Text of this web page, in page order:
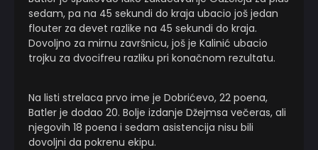
sedam, pa na 45 sekundi do kraja ubacio još jedan
flouter za devet razlike na 45 sekundi do kraja.
Dovoljno za mirnu završnicu, još je Kalinić ubacio
trojku za dvocifreu razliku pri konačnom rezultatu.
Na listi strelaca prvo ime je Dobrićevo, 22 poena,
Batler je dodao 20. Bolje izdanje Džejmsa večeras, ali
njegovih 18 poena i sedam asistencija nisu bili
dovoljni da pokrenu ekipu.